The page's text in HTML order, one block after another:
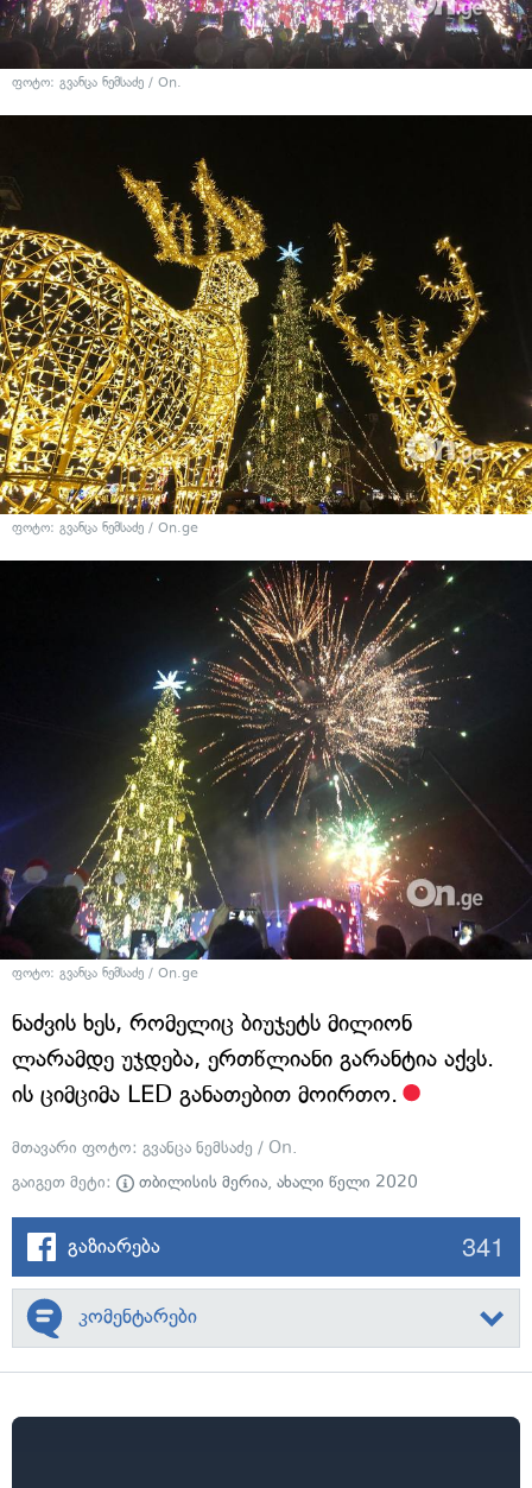
ფოტო: გვანცა ნემსაძე / On.
ფოტო: გვანცა ნემსაძე / On.ge
ფოტო: გვანცა ნემსაძე / On.ge
ნაძვის ხეს, რომელიც ბიუჯეტს მილიონ
ლარამდე უჯდება, ერთწლიანი გარანტია აქვს.
ის ციმციმა LED განათებით მოირთო.
მთავარი ფოტო: გვანცა ნემსაძე / On.
გაიგეთ მეტი:
თბილისის მერია, ახალი წელი 2020
გაზიარება 341
კომენტარები